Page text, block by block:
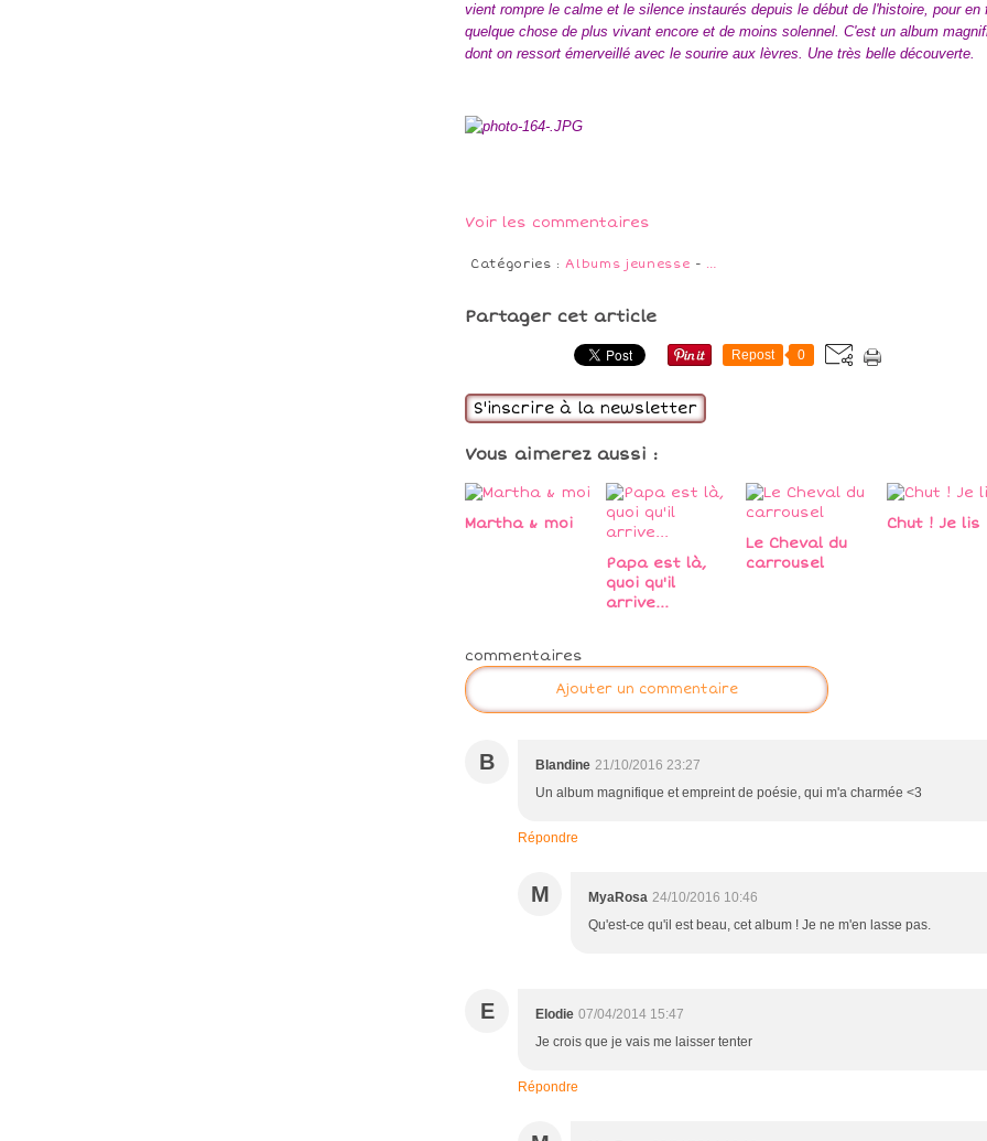
vient rompre le calme et le silence instaurés depuis le début de l'histoire, pour en
quelque chose de plus vivant encore et de moins solennel. C'est un album
dont on ressort émerveillé avec le sourire aux lèvres. Une très belle découverte.
Voir les commentaires
Catégories :Albums jeunesse - …
Partager cet article
Repost 0
S'inscrire à la newsletter
Vous aimerez aussi :
Martha & moi
Papa est là,
quoi qu'il
arrive...
Le Cheval du
carrousel
Chut ! Je lis
commentaires
Ajouter un commentaire
B Blandine 21/10/2016 23:27
Un album magnifique et empreint de poésie, qui m'a charmée <3
Répondre
M MyaRosa 24/10/2016 10:46
Qu'est-ce qu'il est beau, cet album ! Je ne m'en lasse pas.
E Elodie 07/04/2014 15:47
Je crois que je vais me laisser tenter
Répondre